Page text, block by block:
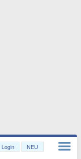
Login NEU